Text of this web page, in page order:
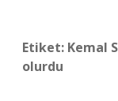
Etiket: Kemal
olurdu